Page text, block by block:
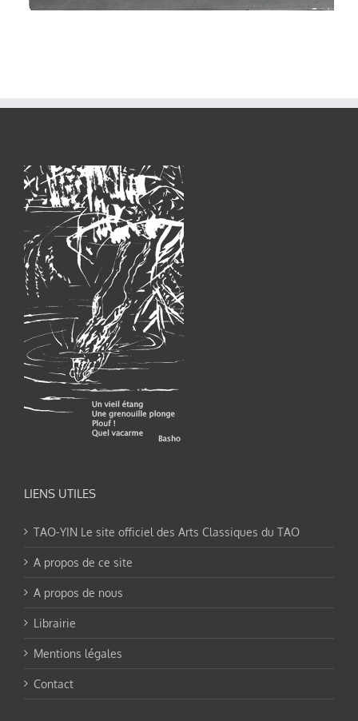
LIENS UTILES
TAO-YIN Le site officiel des Arts Classiques du TAO
A propos de ce site
A propos de nous
Librairie
Mentions légales
Contact